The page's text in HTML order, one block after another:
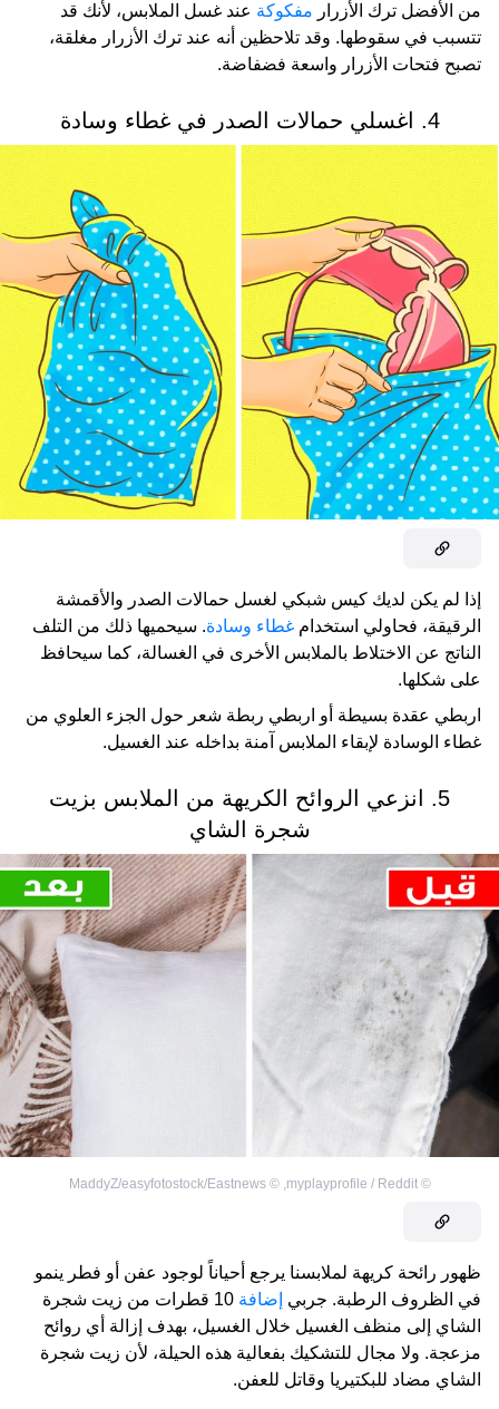
من الأفضل ترك الأزرار مفكوكة عند غسل الملابس، لأنك قد
تتسبب في سقوطها. وقد تلاحظين أنه عند ترك الأزرار مغلقة،
تصبح فتحات الأزرار واسعة فضفاضة.
4. اغسلي حمالات الصدر في غطاء وسادة
إذا لم يكن لديك كيس شبكي لغسل حمالات الصدر والأقمشة
الرقيقة، فحاولي استخدام غطاء وسادة. سيحميها ذلك من التلف
الناتج عن الاختلاط بالملابس الأخرى في الغسالة، كما سيحافظ
على شكلها.
اربطي عقدة بسيطة أو اربطي ربطة شعر حول الجزء العلوي من
غطاء الوسادة لإبقاء الملابس آمنة بداخله عند الغسيل.
5. انزعي الروائح الكريهة من الملابس بزيت
شجرة الشاي
©
myplayprofile / Reddit
,
©
MaddyZ/easyfotostock/Eastnews
ظهور رائحة كريهة لملابسنا يرجع أحياناً لوجود عفن أو فطر ينمو
في الظروف الرطبة. جربي إضافة
10 قطرات من زيت شجرة
الشاي إلى منظف الغسيل خلال الغسيل، بهدف إزالة أي روائح
مزعجة. ولا مجال للتشكيك بفعالية هذه الحيلة، لأن زيت شجرة
الشاي مضاد للبكتيريا وقاتل للعفن.